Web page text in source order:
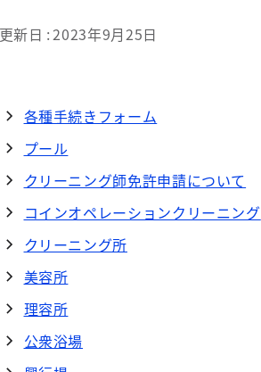
更新日 2023年9月25日
各種手続きフォーム
プール
クリーニング師免許申請について
コインオペレーションクリーニング
クリーニング所
美容所
理容所
公衆浴場